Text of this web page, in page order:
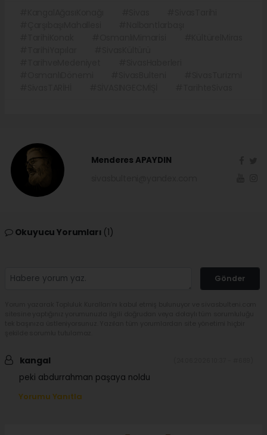
Menderes APAYDIN
Okuyucu Yorumları (1)
Gönder
kangal
peki abdurrahman paşaya noldu
Yorumu Yanıtla